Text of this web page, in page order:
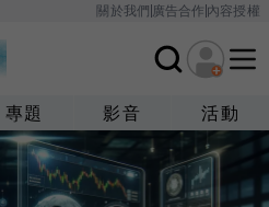
關於我們廣告合作內容授權
專題 影音 活動